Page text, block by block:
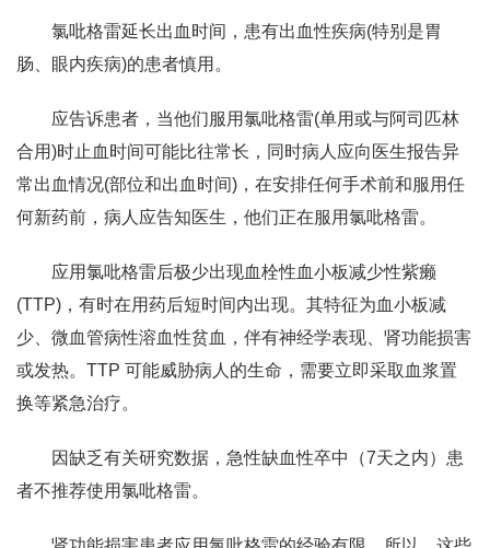
氯吡格雷延长出血时间，患有出血性疾病(特别是胃
肠、眼内疾病)的患者慎用。
应告诉患者，当他们服用氯吡格雷(单用或与阿司匹林
合用)时止血时间可能比往常长，同时病人应向医生报告异
常出血情况(部位和出血时间)，在安排任何手术前和服用任
何新药前，病人应告知医生，他们正在服用氯吡格雷。
应用氯吡格雷后极少出现血栓性血小板减少性紫癞
(TTP)，有时在用药后短时间内出现。其特征为血小板减
少、微血管病性溶血性贫血，伴有神经学表现、肾功能损害
或发热。TTP 可能威胁病人的生命，需要立即采取血浆置
换等紧急治疗。
因缺乏有关研究数据，急性缺血性卒中（7天之内）患
者不推荐使用氯吡格雷。